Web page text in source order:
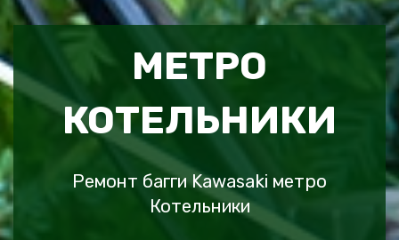
МЕТРО
КОТЕЛЬНИКИ
Ремонт багги Kawasaki метро
Котельники